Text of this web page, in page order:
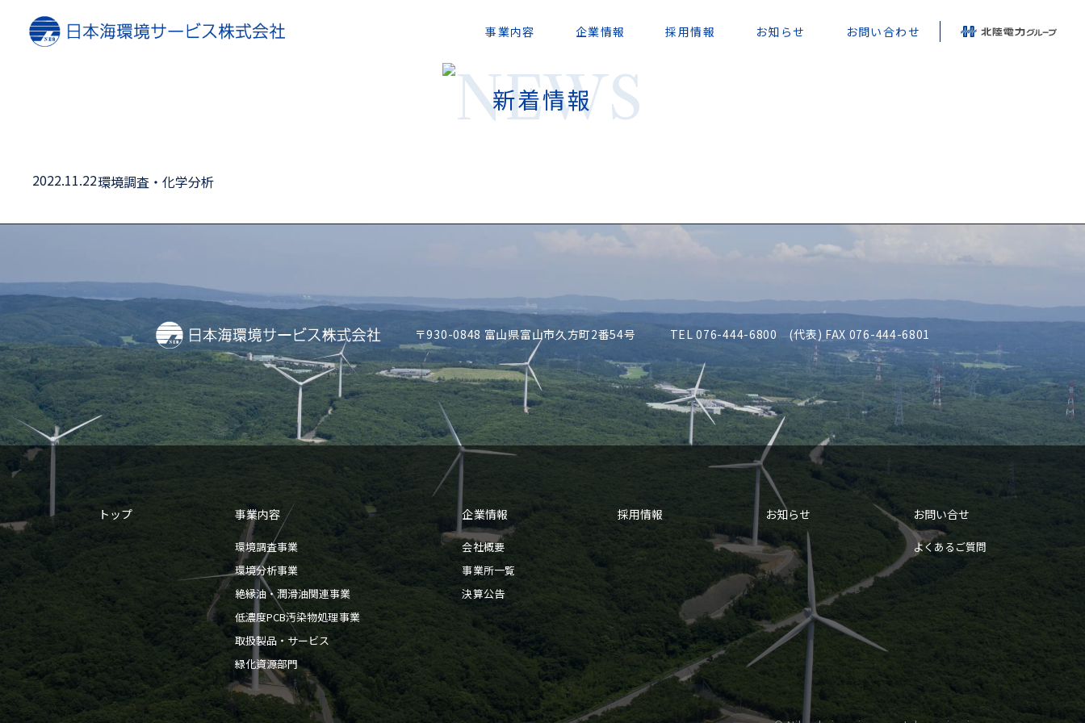
事業内容 企業情報 採用情報 お知らせ お問い合わせ
新着情報
2022.11.22環境調査・化学分析
〒930-0848 富山県富山市久方町2番54号 TEL 076-444-6800 (代表) FAX 076-444-6801
トップ 事業内容
環境調査事業
環境分析事業
絶縁油・潤滑油関連事業
低濃度PCB汚染物処理事業
取扱製品・サービス
緑化資源部門
企業情報
会社概要
事業所一覧
決算公告
採用情報 お知らせ お問い合せ
よくあるご質問